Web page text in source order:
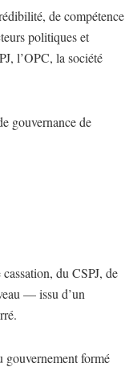
de compétence
politiques et
l’OPC, la société
gouvernance de
du CSPJ, de
— issu d’un
gouvernement formé